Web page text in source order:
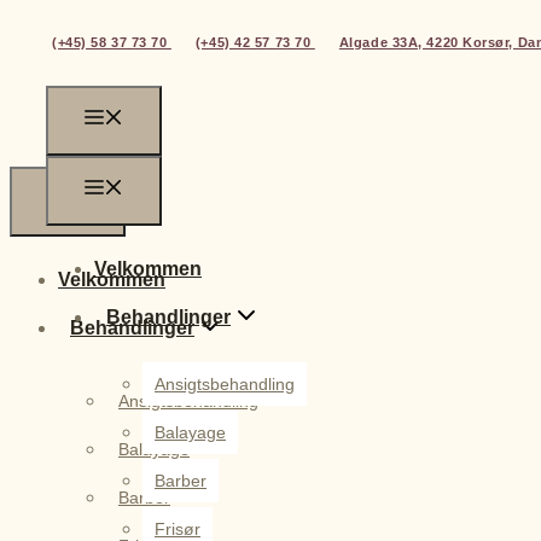
(+45) 58 37 73 70 (+45) 42 57 73 70 Algade 33A, 4220 Korsør,
Velkommen
Behandlinger
Ansigtsbehandling
Balayage
Barber
Frisør
Velkommen
Behandlinger
Ansigtsbehandling
Balayage
Barber